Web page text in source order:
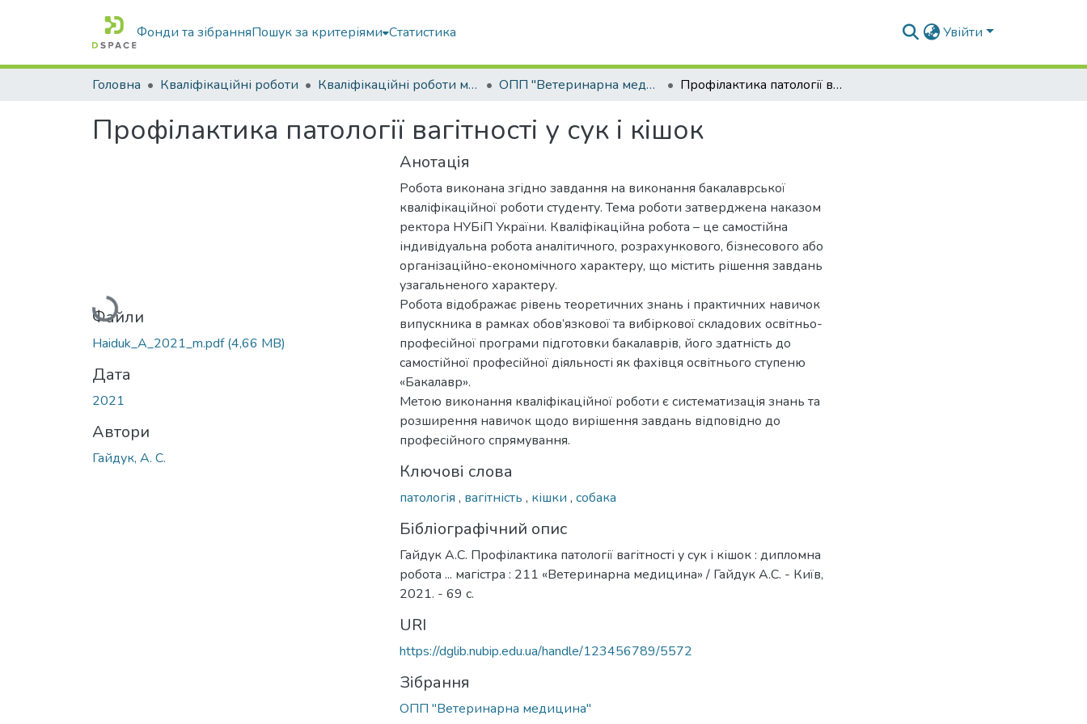
Фонди та зібранняПошук за критеріями Статистика Увійти
Головна Кваліфікаційні роботи Кваліфікаційні роботи магістрів ОПП "Ветеринарна медицина" Профілактика патології вагітності у сук і кішок
Профілактика патології вагітності у сук і кішок
Вантажиться...
Файли
Haiduk_A_2021_m.pdf(4,66 MB)
Дата
2021
Автори
Гайдук, А. С.
Анотація
Робота виконана згідно завдання на виконання бакалаврської
кваліфікаційної роботи студенту. Тема роботи затверджена наказом
ректора НУБіП України. Кваліфікаційна робота – це самостійна
індивідуальна робота аналітичного, розрахункового, бізнесового або
організаційно-економічного характеру, що містить рішення завдань
узагальненого характеру.
Робота відображає рівень теоретичних знань і практичних навичок
випускника в рамках обов’язкової та вибіркової складових освітньо-
професійної програми підготовки бакалаврів, його здатність до
самостійної професійної діяльності як фахівця освітнього ступеню
«Бакалавр».
Метою виконання кваліфікаційної роботи є систематизація знань та
розширення навичок щодо вирішення завдань відповідно до
професійного спрямування.
Ключові слова
патологія , вагітність , кішки , собака
Бібліографічний опис
Гайдук А.С. Профілактика патології вагітності у сук і кішок : дипломна
робота ... магістра : 211 «Ветеринарна медицина» / Гайдук А.С. - Київ,
2021. - 69 с.
URI
https://dglib.nubip.edu.ua/handle/123456789/5572
Зібрання
ОПП "Ветеринарна медицина"